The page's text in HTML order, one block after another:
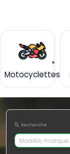
Motocyclettes
Recherche